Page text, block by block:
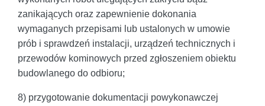
zanikających oraz zapewnienie dokonania
wymaganych przepisami lub ustalonych w umowie
prób i sprawdzeń instalacji, urządzeń technicznych i
przewodów kominowych przed zgłoszeniem obiektu
budowlanego do odbioru;
8) przygotowanie dokumentacji powykonawczej